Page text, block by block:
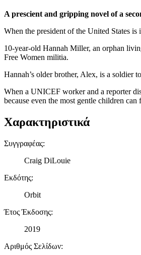
A prescient and gripping novel of a
When the president of the United States
10-year-old Hannah Miller, an orphan
Free Women militia.
Hannah’s older brother, Alex, is a soldier
When a UNICEF worker and a reporter
because even the most gentle children
Χαρακτηριστικά
Συγγραφέας:
Craig DiLouie
Εκδότης:
Orbit
Έτος Έκδοσης:
2019
Αριθμός Σελίδων: